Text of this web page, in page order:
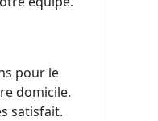
pour le
domicile.
satisfait.